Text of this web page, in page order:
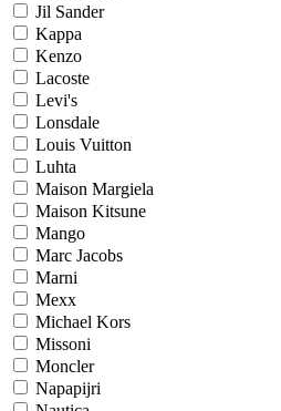
Jil Sander
Kappa
Kenzo
Lacoste
Levi's
Lonsdale
Louis Vuitton
Luhta
Maison Margiela
Maison Kitsune
Mango
Marc Jacobs
Marni
Mexx
Michael Kors
Missoni
Moncler
Napapijri